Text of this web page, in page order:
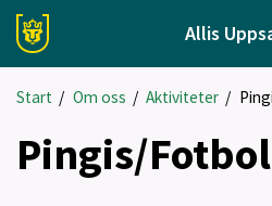
Allis
Start / Om oss / Aktiviteter /
Pingis/